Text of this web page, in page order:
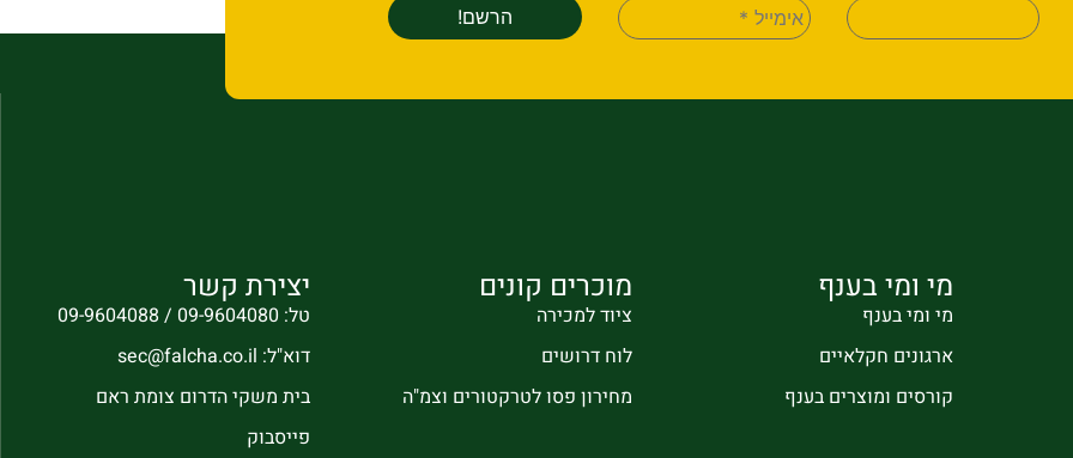
מי ומי בענף
מי ומי בענף
ארגונים חקלאיים
קורסים ומוצרים בענף
מוכרים קונים
ציוד למכירה
לוח דרושים
מחירון פסו לטרקטורים וצמ"ה
יצירת קשר
טל: 09-9604080 / 09-9604088
דוא"ל: sec@falcha.co.il
בית משקי הדרום צומת ראם
פייסבוק